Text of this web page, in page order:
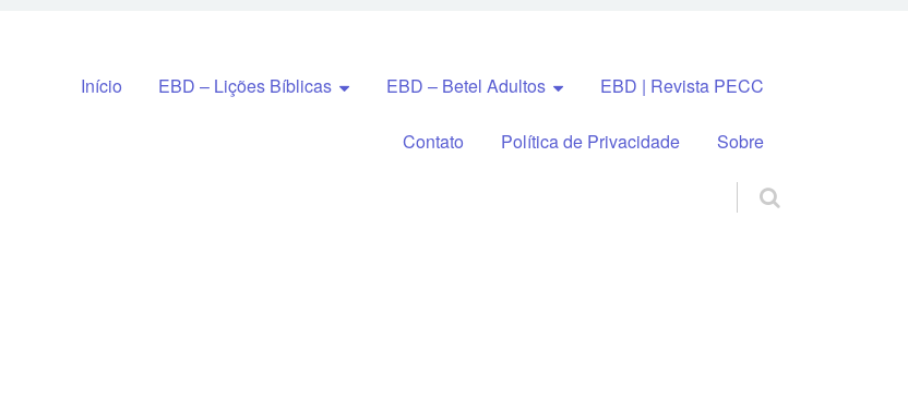
Pular para o conteúdo
Início EBD – Lições Bíblicas EBD – Betel Adultos EBD | Revista PECC
Contato Política de Privacidade Sobre